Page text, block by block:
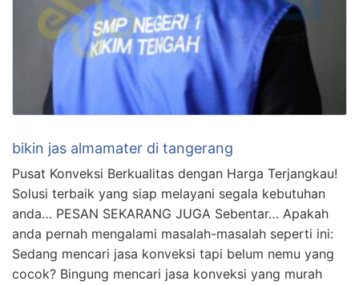
bikin jas almamater di tangerang
Pusat Konveksi Berkualitas dengan Harga Terjangkau!
Solusi terbaik yang siap melayani segala kebutuhan
anda… PESAN SEKARANG JUGA Sebentar… Apakah
anda pernah mengalami masalah-masalah seperti ini:
Sedang mencari jasa konveksi tapi belum nemu yang
cocok? Bingung mencari jasa konveksi yang murah